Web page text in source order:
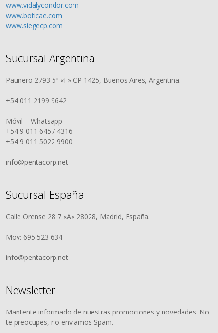
www.vidalycondor.com
www.boticae.com
www.siegecp.com
Sucursal Argentina
Paunero 2793 5º «F» CP 1425, Buenos Aires, Argentina.
+54 011 2199 9642
Móvil – Whatsapp
+54 9 011 6457 4316
+54 9 011 5022 9900
info@pentacorp.net
Sucursal España
Calle Orense 28 7 «A» 28028, Madrid, España.
Mov: 695 523 634
info@pentacorp.net
Newsletter
Mantente informado de nuestras promociones y novedades. No
te preocupes, no enviamos Spam.